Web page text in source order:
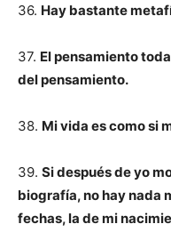
36. Hay bastante
37. El pensamiento
del pensamiento.
38. Mi vida es como si
39. Si después de yo
biografía, no hay nada
fechas, la de mi